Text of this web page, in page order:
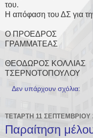
του.
Η απόφαση του ΔΣ για
Ο
ΓΡΑΜΜΑΤΕΑΣ
ΘΕΟΔΩΡΟΣ
ΤΣΕΡΝΟΤΟΠΟΥΛΟΥ
Δεν υπάρχουν σχόλια:
ΤΕΤΆΡΤΗ 11 ΣΕΠΤΕΜΒΡΊΟΥ
Παραίτηση